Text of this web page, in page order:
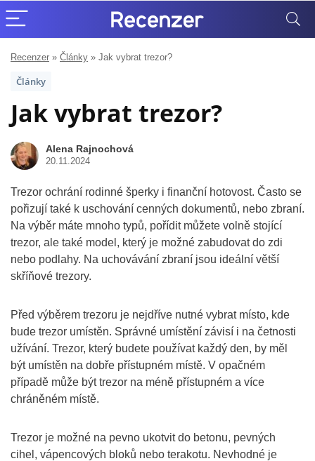
Recenzer » Články » Jak vybrat trezor?
Články
Jak vybrat trezor?
Alena Rajnochová
20.11.2024
Trezor ochrání rodinné šperky i finanční hotovost. Často se
pořizují také k uschování cenných dokumentů, nebo zbraní.
Na výběr máte mnoho typů, pořídit můžete volně stojící
trezor, ale také model, který je možné zabudovat do zdi
nebo podlahy. Na uchovávání zbraní jsou ideální větší
skříňové trezory.
Před výběrem trezoru je nejdříve nutné vybrat místo, kde
bude trezor umístěn. Správné umístění závisí i na četnosti
užívání. Trezor, který budete používat každý den, by měl
být umístěn na dobře přístupném místě. V opačném
případě může být trezor na méně přístupném a více
chráněném místě.
Trezor je možné na pevno ukotvit do betonu, pevných
cihel, vápencových bloků nebo terakotu. Nevhodné je